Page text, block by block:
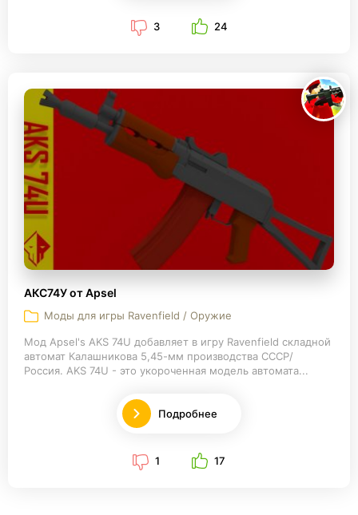
3 24
АКС74У от Apsel
Моды для игры Ravenfield / Оружие
Мод Apsel's AKS 74U добавляет в игру Ravenfield складной
автомат Калашникова 5,45-мм производства СССР/
Россия. AKS 74U - это укороченная модель автомата...
Подробнее
1 17